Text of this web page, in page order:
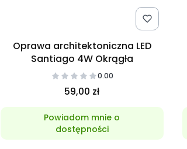
Oprawa architektoniczna LED
Santiago 4W Okrągła
0.00
59,00 zł
Powiadom mnie o
dostępności